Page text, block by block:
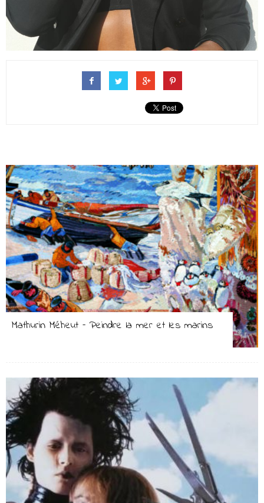
Mathurin Méheut – Peindre la mer et les marins